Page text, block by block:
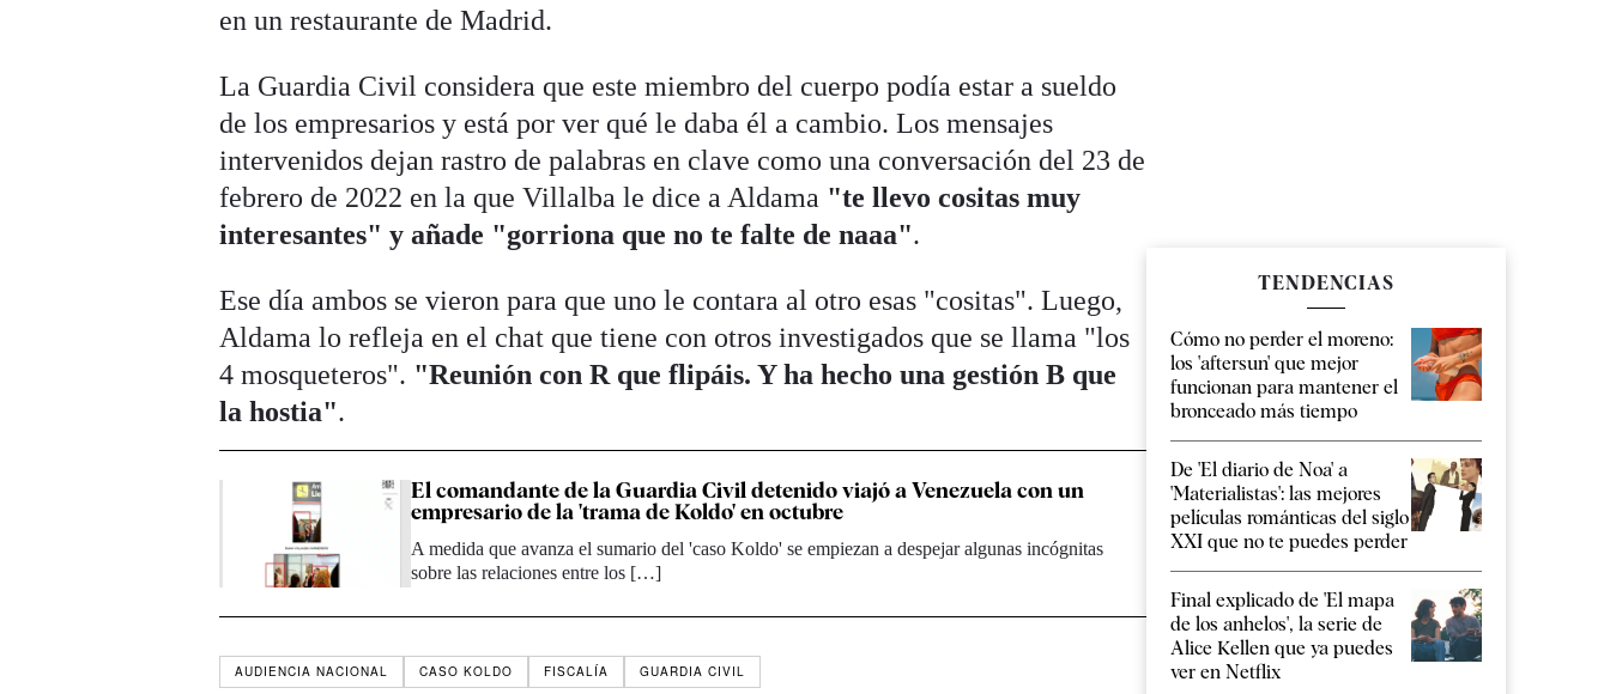
en un restaurante de Madrid.
La Guardia Civil considera que este miembro del cuerpo podía estar a sueldo
de los empresarios y está por ver qué le daba él a cambio. Los mensajes
intervenidos dejan rastro de palabras en clave como una conversación del 23 de
febrero de 2022 en la que Villalba le dice a Aldama "te llevo cositas muy
interesantes" y añade "gorriona que no te falte de naaa".
Ese día ambos se vieron para que uno le contara al otro esas "cositas". Luego,
Aldama lo refleja en el chat que tiene con otros investigados que se llama "los
4 mosqueteros". "Reunión con R que flipáis. Y ha hecho una gestión B que
la hostia".
El comandante de la Guardia Civil detenido viajó a Venezuela con un
empresario de la 'trama de Koldo' en octubre
A medida que avanza el sumario del 'caso Koldo' se empiezan a despejar algunas incógnitas
sobre las relaciones entre los […]
AUDIENCIA NACIONAL CASO KOLDO FISCALÍA GUARDIA CIVIL
TENDENCIAS
Cómo no perder el moreno:
los 'aftersun' que mejor
funcionan para mantener el
bronceado más tiempo
De 'El diario de Noa' a
'Materialistas': las mejores
películas románticas del siglo
XXI que no te puedes perder
Final explicado de 'El mapa
de los anhelos', la serie de
Alice Kellen que ya puedes
ver en Netflix